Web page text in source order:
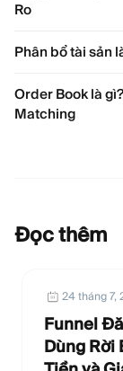
Ro
Phân bổ tài sản
Order Book là
Matching
Đọc thêm
24 tháng 7,
Funnel
Dùng Rời